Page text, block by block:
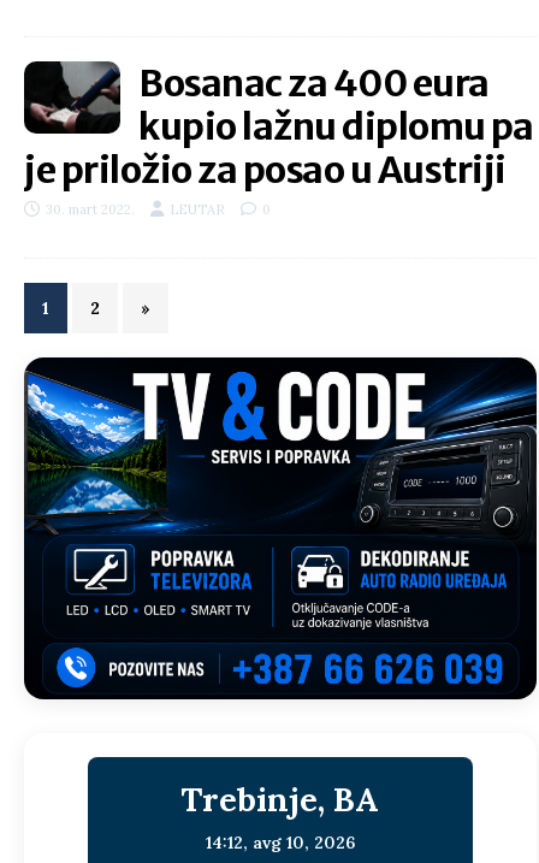
Bosanac za 400 eura
kupio lažnu diplomu pa
je priložio za posao u Austriji
30. mart 2022. LEUTAR 0
1 2 »
Trebinje, BA
14:12, avg 10, 2026